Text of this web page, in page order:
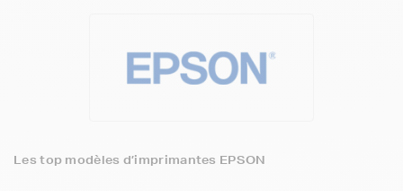
Les top modèles d’imprimantes EPSON